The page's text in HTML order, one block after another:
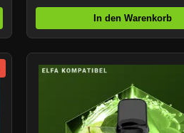
In den Warenkorb